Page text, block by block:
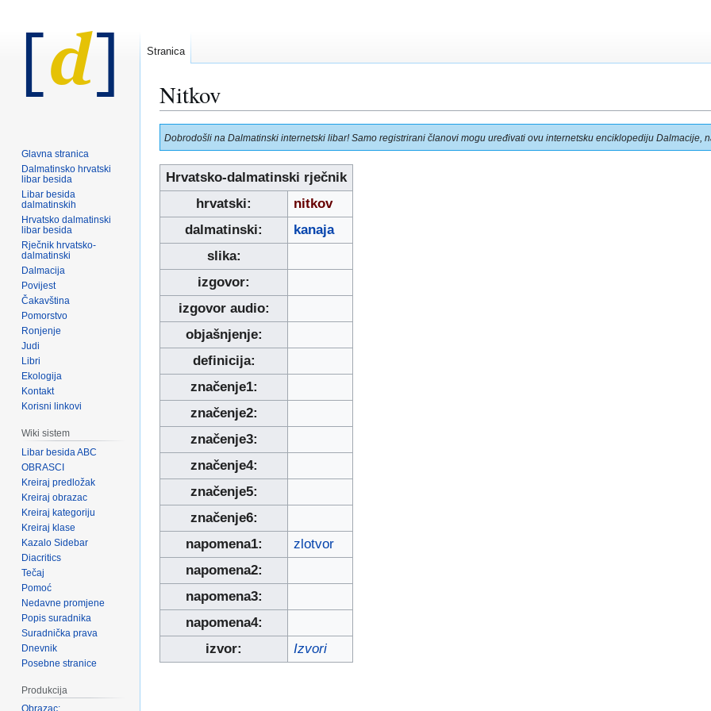
Nitkov
Prijeđi
na
navigaciju
Prijeđi
na
pretraživanje
Dobrodošli na Dalmatinski internetski libar! Samo registrirani članovi mogu uređivati ovu internetsku enciklopediju Dalmacije,
Hrvatsko-dalmatinski rječnik
hrvatski:
nitkov
dalmatinski:
kanaja
slika:
izgovor:
izgovor audio:
objašnjenje:
definicija:
značenje1:
značenje2:
značenje3:
značenje4:
značenje5:
značenje6:
napomena1:
zlotvor
napomena2:
napomena3:
napomena4:
izvor:
Izvori
Stranica
Glavna stranica
Dalmatinsko hrvatski
libar besida
Libar besida
dalmatinskih
Hrvatsko dalmatinski
libar besida
Rječnik hrvatsko-
dalmatinski
Dalmacija
Povijest
Čakavština
Pomorstvo
Ronjenje
Judi
Libri
Ekologija
Kontakt
Korisni linkovi
Wiki sistem
Libar besida ABC
OBRASCI
Kreiraj predložak
Kreiraj obrazac
Kreiraj kategoriju
Kreiraj klase
Kazalo Sidebar
Diacritics
Tečaj
Pomoć
Nedavne promjene
Popis suradnika
Suradnička prava
Dnevnik
Posebne stranice
Produkcija